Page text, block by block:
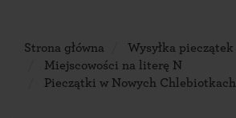
Strona główna Wysyłka pieczątek
Miejscowości na literę N
Pieczątki w Nowych Chlebiotkach